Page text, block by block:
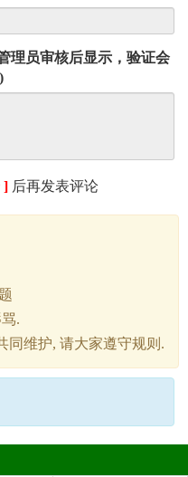
理员审核后显示，验证会
)
] 后再发表评论
.
同维护, 请大家遵守规则.